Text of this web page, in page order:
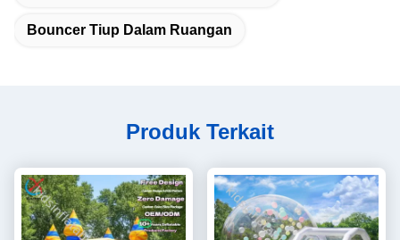
Bouncer Tiup Dalam Ruangan
Produk Terkait